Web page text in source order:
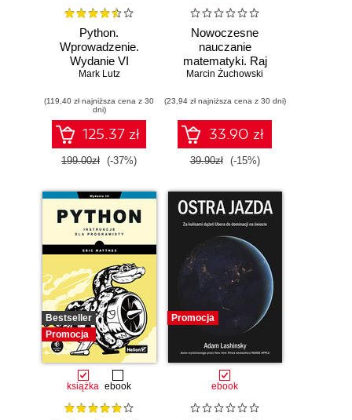
Python.
Wprowadzenie.
Wydanie VI
Mark Lutz
(119,40 zł najniższa cena z 30
dni)
125.37 zł
199.00zł (-37%)
Nowoczesne
nauczanie
matematyki. Raj
Cantora bez
Marcin Żuchowski
(23,94 zł najniższa cena z 30 dni)
33.90 zł
39.90zł (-15%)
Bestseller
Promocja
książka ebook
Promocja
ebook